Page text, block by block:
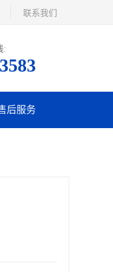
联系我们
:
后服务